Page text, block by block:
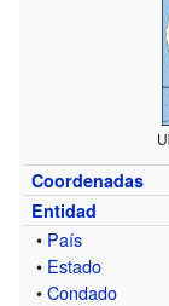
Coordenadas
Entidad
• País
• Estado
•Condado